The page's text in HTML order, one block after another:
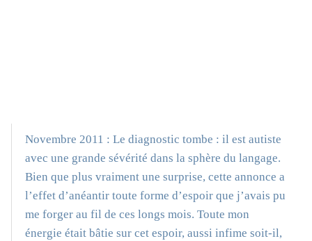
Novembre 2011 : Le diagnostic tombe : il est autiste
avec une grande sévérité dans la sphère du langage.
Bien que plus vraiment une surprise, cette annonce a
l’effet d’anéantir toute forme d’espoir que j’avais pu
me forger au fil de ces longs mois. Toute mon
énergie était bâtie sur cet espoir, aussi infime soit-il,